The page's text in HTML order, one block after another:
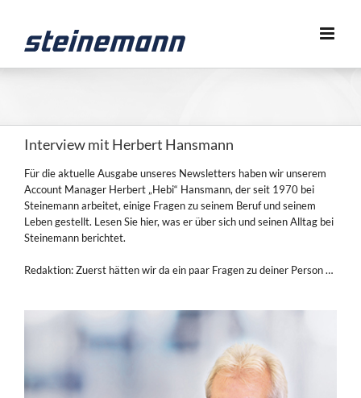
springen
Interview mit Herbert Hansmann
Für die aktuelle Ausgabe unseres Newsletters haben wir unserem
Account Manager Herbert „Hebi“ Hansmann, der seit 1970 bei
Steinemann arbeitet, einige Fragen zu seinem Beruf und seinem
Leben gestellt. Lesen Sie hier, was er über sich und seinen Alltag bei
Steinemann berichtet.
Redaktion: Zuerst hätten wir da ein paar Fragen zu deiner Person …